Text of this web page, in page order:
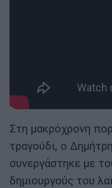
Στη μακρόχρονη
τραγούδι, ο
συνεργάστηκε με
δημιουργούς του